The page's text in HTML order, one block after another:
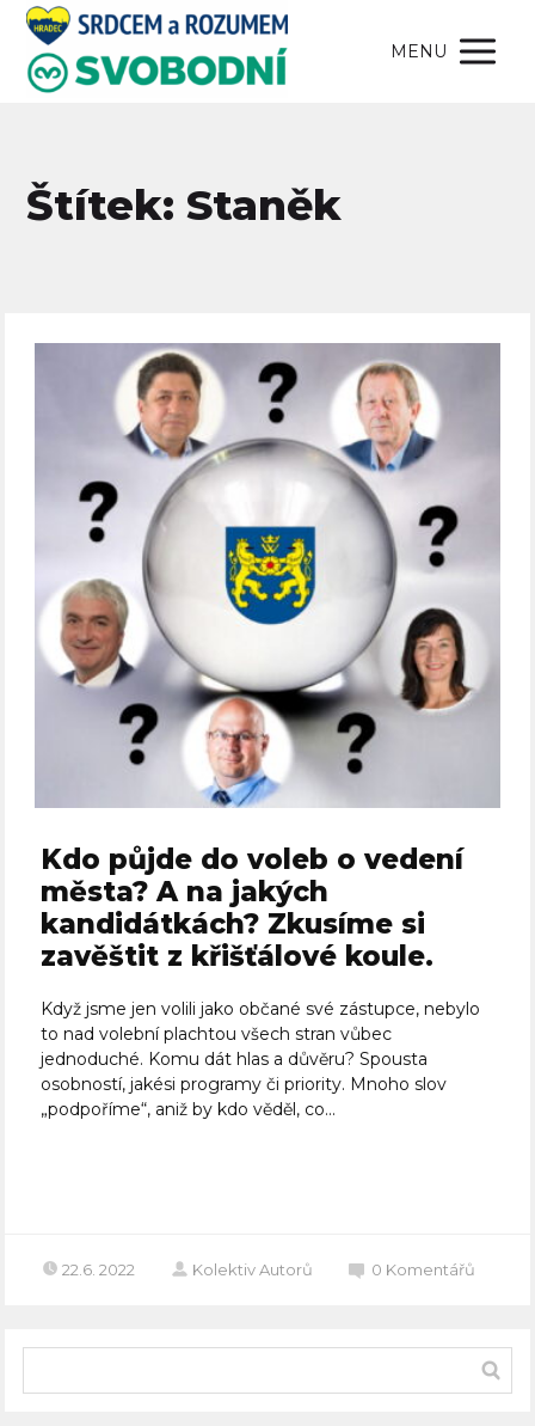
MENU
Štítek: Staněk
Kdo půjde do voleb o vedení
města? A na jakých
kandidátkách? Zkusíme si
zavěštit z křišťálové koule.
Když jsme jen volili jako občané své zástupce, nebylo
to nad volební plachtou všech stran vůbec
jednoduché. Komu dát hlas a důvěru? Spousta
osobností, jakési programy či priority. Mnoho slov
„podpoříme“, aniž by kdo věděl, co...
22.6. 2022 Kolektiv Autorů 0 Komentářů